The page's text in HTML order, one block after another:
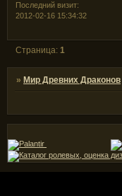
Последний визит:
2012-02-16 15:34:32
Страница:1
» Мир Древних Драконов